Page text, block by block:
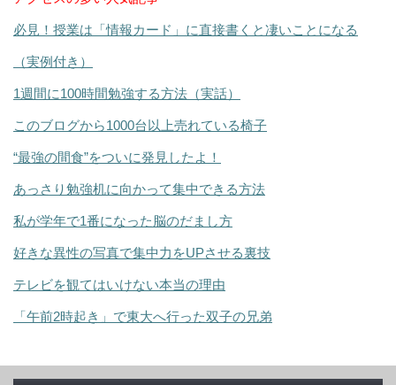
必見！授業は「情報カード」に直接書くと凄いことになる
（実例付き）
1週間に100時間勉強する方法（実話）
このブログから1000台以上売れている椅子
“最強の間食”をついに発見したよ！
あっさり勉強机に向かって集中できる方法
私が学年で1番になった脳のだまし方
好きな異性の写真で集中力をUPさせる裏技
テレビを観てはいけない本当の理由
「午前2時起き」で東大へ行った双子の兄弟